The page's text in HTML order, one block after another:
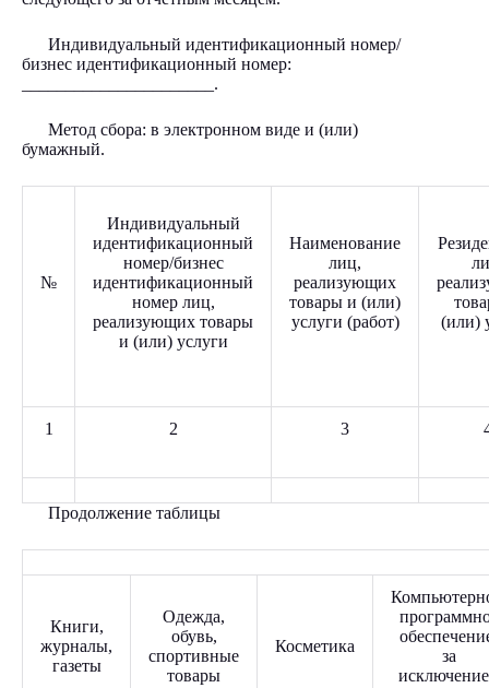
Индивидуальный идентификационный номер/
бизнес идентификационный номер:
______________________.
Метод сбора: в электронном виде и (или)
бумажный.
№
Индивидуальный
идентификационный
номер/бизнес
идентификационный
номер лиц,
реализующих товары
и (или) услуги
Наименование
лиц,
реализующих
товары и (или)
услуги (работ)
(или)
1 2 3
Продолжение таблицы
Книги,
журналы,
газеты
Одежда,
обувь,
спортивные
товары
Косметика
за